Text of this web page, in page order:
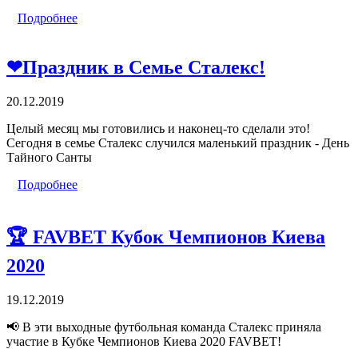
Подробнее
❤Праздник в Семье Сталекс!
20.12.2019
Целый месяц мы готовились и наконец-то сделали это!
Сегодня в семье Сталекс случился маленький праздник - День
Тайного Санты
Подробнее
🏆 FAVBET Кубок Чемпионов Киева
2020
19.12.2019
📢 В эти выходные футбольная команда Сталекс приняла
участие в Кубке Чемпионов Киева 2020 FAVBET!